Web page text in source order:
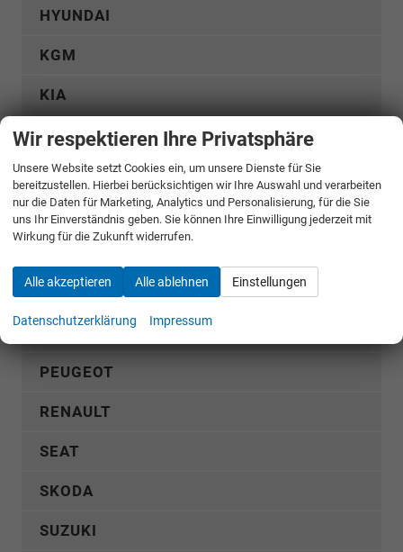
HYUNDAI
KGM
KIA
MERCEDES-BENZ
MG
MITSUBISHI
OMODA
PEUGEOT
RENAULT
SEAT
SKODA
SUZUKI
Wir respektieren Ihre Privatsphäre
Unsere Website setzt Cookies ein, um unsere Dienste für Sie
bereitzustellen. Hierbei berücksichtigen wir Ihre Auswahl und verarbeiten
nur die Daten für Marketing, Analytics und Personalisierung, für die Sie
uns Ihr Einverständnis geben. Sie können Ihre Einwilligung jederzeit mit
Wirkung für die Zukunft widerrufen.
Alle akzeptieren Alle ablehnen Einstellungen
Datenschutzerklärung Impressum